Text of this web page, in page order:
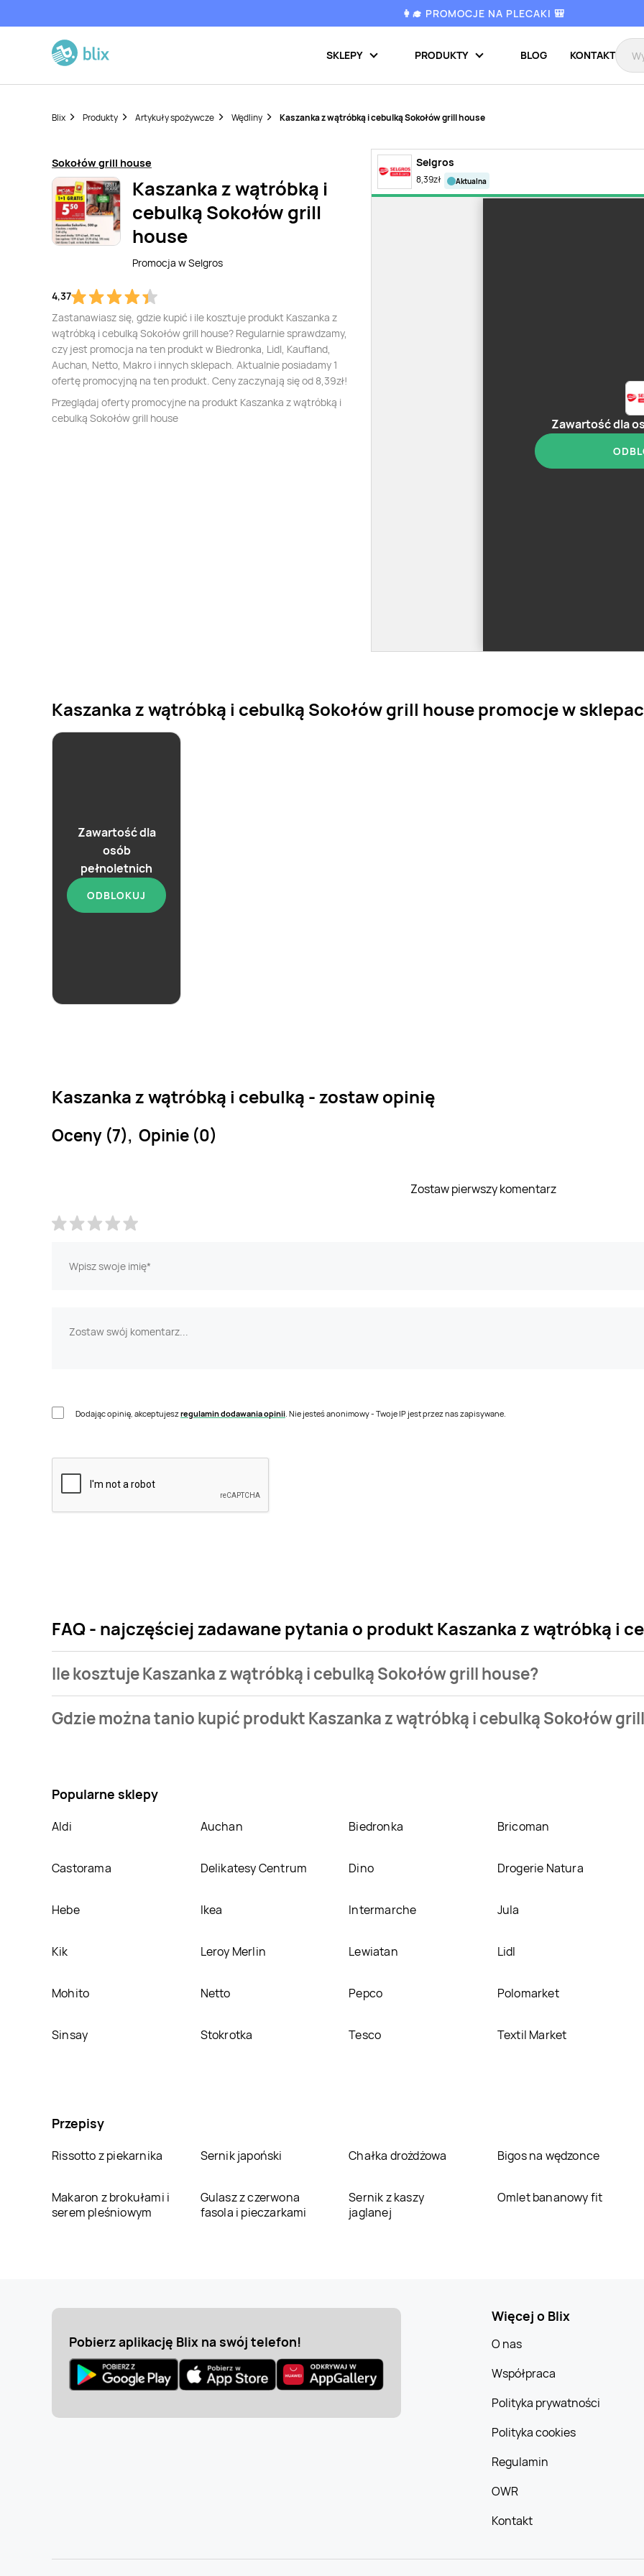
👩‍🎓 PROMOCJE NA PLECAKI 🎒
SKLEPY PRODUKTY BLOG KONTAKT
Blix Produkty Artykuły spożywcze Wędliny Kaszanka z wątróbką i cebulką Sokołów grill house
Sokołów grill house
Kaszanka z wątróbką i
cebulką Sokołów grill
house
Promocja wSelgros
4,37
Zastanawiasz się, gdzie kupić i ile kosztuje produkt Kaszanka z
wątróbką i cebulką Sokołów grill house? Regularnie sprawdzamy,
czy jest promocja na ten produkt w Biedronka, Lidl, Kaufland,
Auchan, Netto, Makro i innych sklepach. Aktualnie posiadamy 1
ofertę promocyjną na ten produkt. Ceny zaczynają się od 8,39zł!
Przeglądaj oferty promocyjne na produkt Kaszanka z wątróbką i
cebulką Sokołów grill house
Selgros
8,39zł aktualna
Zawartość dla
Kaszanka z wątróbką i cebulką Sokołów grill house promocje w
Zawartość dla
osób
pełnoletnich
ODBLOKUJ
aktualna
Kaszanka z wątróbką i cebulką - zostaw opinię
Oceny (7), Opinie (0)
Zostaw pierwszy komentarz
Dodając opinię, akceptujeszregulamin dodawania opinii . Nie jesteś anonimowy - Twoje IP jest przez nas zapisywane.
FAQ - najczęściej zadawane pytania o produkt Kaszanka z wątróbką i
Ile kosztuje Kaszanka z wątróbką i cebulką Sokołów grill house?
Najtańsza oferta, jaką mamy w naszej bazie jest z sieciSelgros. Kaszanka z wątróbką i cebulką Sokołów grill
Gdzie można tanio kupić produkt Kaszanka z wątróbką i cebulką Sokołów
Popularne sklepy
Aldi Auchan Biedronka Bricoman
Castorama Delikatesy Centrum Dino Drogerie Natura
Hebe Ikea Intermarche Jula
Kik Leroy Merlin Lewiatan Lidl
Mohito Netto Pepco Polomarket
Sinsay Stokrotka Tesco Textil Market
Przepisy
Rissotto z piekarnika Sernik japoński Chałka drożdżowa Bigos na wędzonce
Makaron z brokułami i
serem pleśniowym
Gulasz z czerwona
fasola i pieczarkami
Sernik z kaszy
jaglanej
Omlet bananowy fit
Pobierz aplikację Blix na swój telefon!
Więcej o Blix
O nas
Współpraca
Polityka prywatności
Polityka cookies
Regulamin
OWR
Kontakt